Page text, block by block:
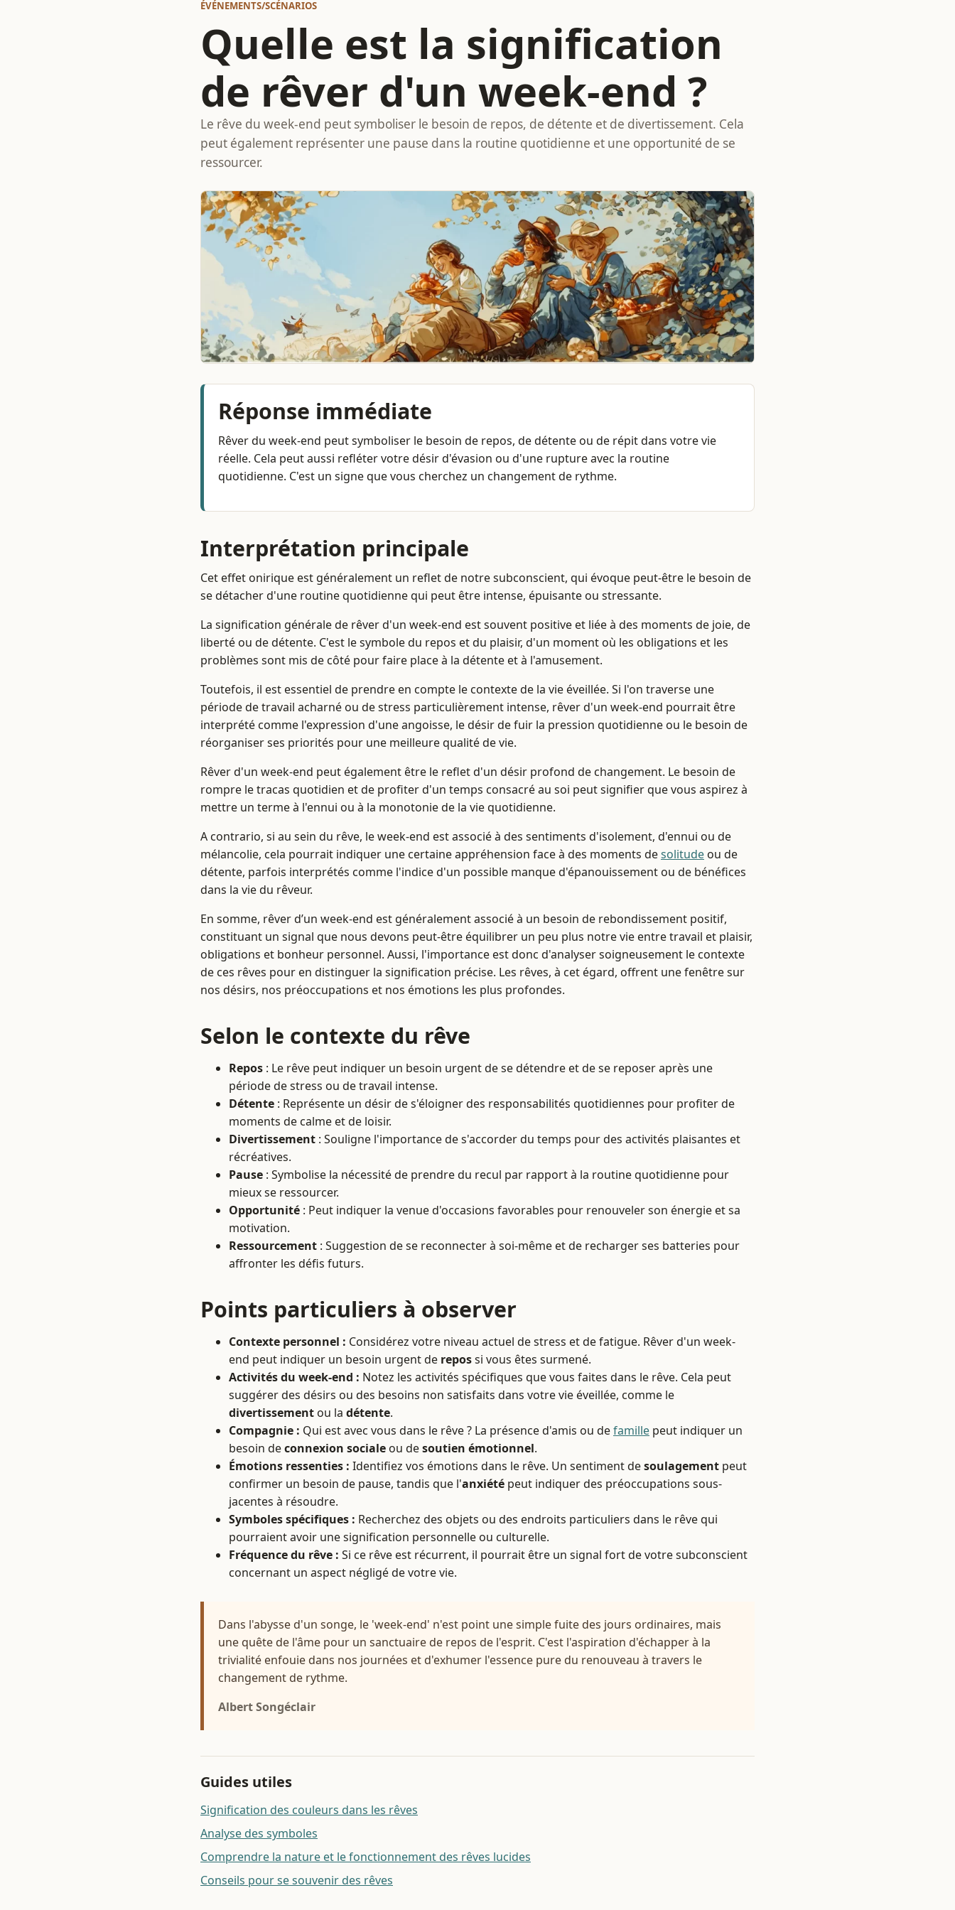
ÉVÉNEMENTS/SCÉNARIOS
Quelle est la signification
de rêver d'un week-end ?
Le rêve du week-end peut symboliser le besoin de repos, de détente et de divertissement. Cela
peut également représenter une pause dans la routine quotidienne et une opportunité de se
ressourcer.
Réponse immédiate
Rêver du week-end peut symboliser le besoin de repos, de détente ou de répit dans votre vie
réelle. Cela peut aussi refléter votre désir d'évasion ou d'une rupture avec la routine
quotidienne. C'est un signe que vous cherchez un changement de rythme.
Interprétation principale
Cet effet onirique est généralement un reflet de notre subconscient, qui évoque peut-être le besoin de
se détacher d'une routine quotidienne qui peut être intense, épuisante ou stressante.
La signification générale de rêver d'un week-end est souvent positive et liée à des moments de joie, de
liberté ou de détente. C'est le symbole du repos et du plaisir, d'un moment où les obligations et les
problèmes sont mis de côté pour faire place à la détente et à l'amusement.
Toutefois, il est essentiel de prendre en compte le contexte de la vie éveillée. Si l'on traverse une
période de travail acharné ou de stress particulièrement intense, rêver d'un week-end pourrait être
interprété comme l'expression d'une angoisse, le désir de fuir la pression quotidienne ou le besoin de
réorganiser ses priorités pour une meilleure qualité de vie.
Rêver d'un week-end peut également être le reflet d'un désir profond de changement. Le besoin de
rompre le tracas quotidien et de profiter d'un temps consacré au soi peut signifier que vous aspirez à
mettre un terme à l'ennui ou à la monotonie de la vie quotidienne.
A contrario, si au sein du rêve, le week-end est associé à des sentiments d'isolement, d'ennui ou de
mélancolie, cela pourrait indiquer une certaine appréhension face à des moments desolitude ou de
détente, parfois interprétés comme l'indice d'un possible manque d'épanouissement ou de bénéfices
dans la vie du rêveur.
En somme, rêver d’un week-end est généralement associé à un besoin de rebondissement positif,
constituant un signal que nous devons peut-être équilibrer un peu plus notre vie entre travail et plaisir,
obligations et bonheur personnel. Aussi, l'importance est donc d'analyser soigneusement le contexte
de ces rêves pour en distinguer la signification précise. Les rêves, à cet égard, offrent une fenêtre sur
nos désirs, nos préoccupations et nos émotions les plus profondes.
Selon le contexte du rêve
Repos : Le rêve peut indiquer un besoin urgent de se détendre et de se reposer après une
période de stress ou de travail intense.
Détente : Représente un désir de s'éloigner des responsabilités quotidiennes pour profiter de
moments de calme et de loisir.
Divertissement : Souligne l'importance de s'accorder du temps pour des activités plaisantes et
récréatives.
Pause : Symbolise la nécessité de prendre du recul par rapport à la routine quotidienne pour
mieux se ressourcer.
Opportunité : Peut indiquer la venue d'occasions favorables pour renouveler son énergie et sa
motivation.
Ressourcement : Suggestion de se reconnecter à soi-même et de recharger ses batteries pour
affronter les défis futurs.
Points particuliers à observer
Contexte personnel : Considérez votre niveau actuel de stress et de fatigue. Rêver d'un week-
end peut indiquer un besoin urgent de repossi vous êtes surmené.
Activités du week-end : Notez les activités spécifiques que vous faites dans le rêve. Cela peut
suggérer des désirs ou des besoins non satisfaits dans votre vie éveillée, comme le
divertissement ou la détente.
Compagnie : Qui est avec vous dans le rêve ? La présence d'amis ou defamille peut indiquer un
besoin deconnexion sociale ou desoutien émotionnel.
Émotions ressenties : Identifiez vos émotions dans le rêve. Un sentiment desoulagement peut
confirmer un besoin de pause, tandis que l'anxiété peut indiquer des préoccupations sous-
jacentes à résoudre.
Symboles spécifiques : Recherchez des objets ou des endroits particuliers dans le rêve qui
pourraient avoir une signification personnelle ou culturelle.
Fréquence du rêve : Si ce rêve est récurrent, il pourrait être un signal fort de votre subconscient
concernant un aspect négligé de votre vie.
Dans l'abysse d'un songe, le 'week-end' n'est point une simple fuite des jours ordinaires, mais
une quête de l'âme pour un sanctuaire de repos de l'esprit. C'est l'aspiration d'échapper à la
trivialité enfouie dans nos journées et d'exhumer l'essence pure du renouveau à travers le
changement de rythme.
Albert Songéclair
Guides utiles
Signification des couleurs dans les rêves
Analyse des symboles
Comprendre la nature et le fonctionnement des rêves lucides
Conseils pour se souvenir des rêves